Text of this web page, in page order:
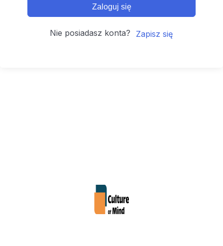
Zaloguj się
Nie posiadasz konta? Zapisz się